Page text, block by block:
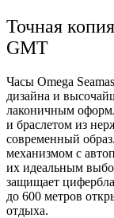
Точная
GMT
Часы Omega
дизайна и
лаконичным
и браслетом из
современный
механизмом с
их идеальным
защищает
до 600 метров
отдыха.